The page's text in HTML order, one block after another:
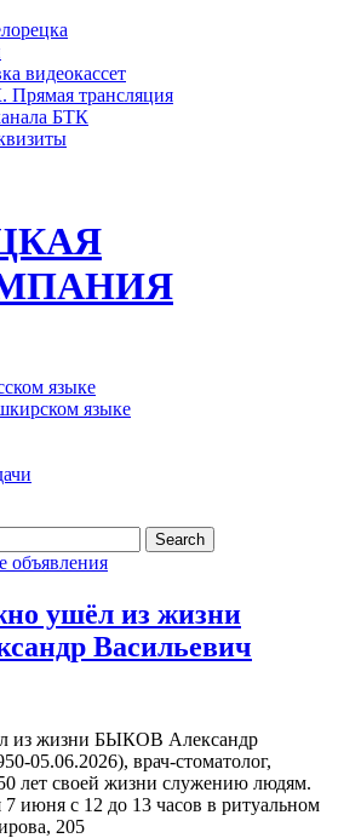
видеокассет
Прямая трансляция
БТК
языке
языке
объявления
ушёл из жизни
Васильевич
из жизни БЫКОВ Александр
05.06.2026), врач-стоматолог,
лет своей жизни служению людям.
июня с 12 до 13 часов в ритуальном
205